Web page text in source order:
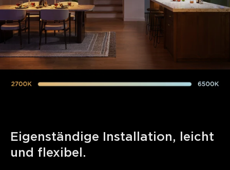
Eigenständige Installation, leicht
und flexibel.